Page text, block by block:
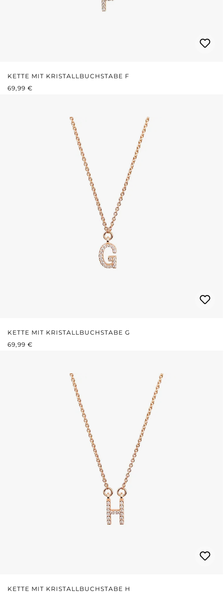
KETTE MIT KRISTALLBUCHSTABE F
REGULÄRER PREIS:
69,99 €
KETTE MIT KRISTALLBUCHSTABE G
REGULÄRER PREIS:
69,99 €
KETTE MIT KRISTALLBUCHSTABE H